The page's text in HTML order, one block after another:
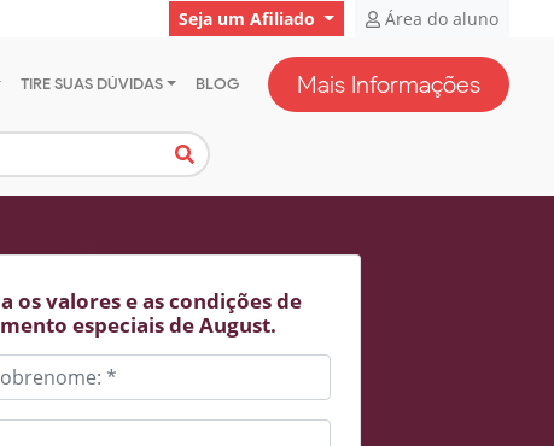
Seja um Afiliado Área do aluno
TIRE SUAS DÚVIDAS BLOG Mais Informações
os valores e as condições de
especiais de August.